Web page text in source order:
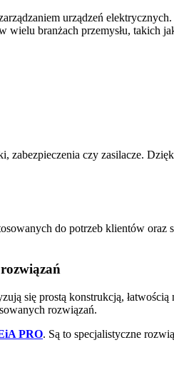
urządzeń
branżach przemysłu, takich
czy zasilacze.
do potrzeb klientów
się prostą konstrukcją,
rozwiązań.
PRO. Są to specjalistyczne